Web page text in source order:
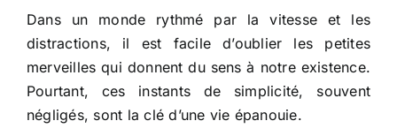
Dans un monde rythmé par la vitesse et les
distractions, il est facile d’oublier les petites
merveilles qui donnent du sens à notre existence.
Pourtant, ces instants de simplicité, souvent
négligés, sont la clé d’une vie épanouie.